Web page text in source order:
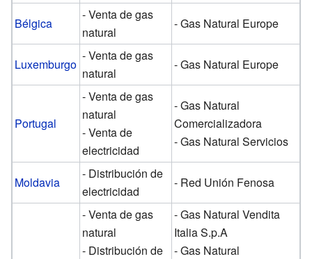
Bélgica
- Venta de gas
natural
- Gas Natural Europe
Luxemburgo
- Venta de gas
natural
- Gas Natural Europe
Portugal
- Venta de gas
natural
- Venta de
electricidad
- Gas Natural
Comercializadora
- Gas Natural Servicios
Moldavia
- Distribución de
electricidad
- Red Unión Fenosa
- Venta de gas
natural
- Distribución de
- Gas Natural Vendita
Italia S.p.A
- Gas Natural